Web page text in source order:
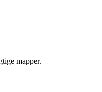
mapper.